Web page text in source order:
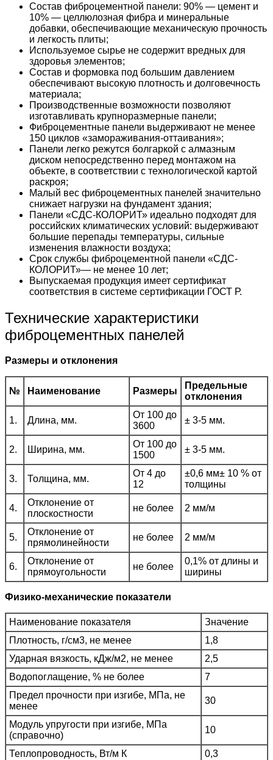
Состав фиброцементной панели: 90% — цемент и
10% — целлюлозная фибра и минеральные
добавки, обеспечивающие механическую прочность
и легкость плиты;
Используемое сырье не содержит вредных для
здоровья элементов;
Состав и формовка под большим давлением
обеспечивают высокую плотность и долговечность
материала;
Производственные возможности позволяют
изготавливать крупноразмерные панели;
Фиброцементные панели выдерживают не менее
150 циклов «замораживания-оттаивания»;
Панели легко режутся болгаркой с алмазным
диском непосредственно перед монтажом на
объекте, в соответствии с технологической картой
раскроя;
Малый вес фиброцементных панелей значительно
снижает нагрузки на фундамент здания;
Панели «СДС-КОЛОРИТ» идеально подходят для
российских климатических условий: выдерживают
большие перепады температуры, сильные
изменения влажности воздуха;
Срок службы фиброцементной панели «СДС-
КОЛОРИТ»— не менее 10 лет;
Выпускаемая продукция имеет сертификат
соответствия в системе сертификации ГОСТ Р.
Технические характеристики
фиброцементных панелей
Размеры и отклонения
№ Наименование Размеры
Предельные
отклонения
1. Длина, мм.
От 100 до
3600
± 3-5 мм.
2. Ширина, мм.
От 100 до
1500
± 3-5 мм.
3. Толщина, мм.
От 4 до
12
±0,6 мм± 10 % от
толщины
4.
Отклонение от
плоскостности
не более 2 мм/м
5.
Отклонение от
прямолинейности
не более 2 мм/м
6.
Отклонение от
прямоугольности
не более
0,1% от длины и
ширины
Физико-механические показатели
Наименование показателя
Значение
Плотность, г/см3, не менее
1,8
Ударная вязкость, кДж/м2, не менее
2,5
Водопоглащение, % не более
7
Предел прочности при изгибе, МПа, не
менее
30
Модуль упругости при изгибе, МПа
(справочно)
10
Теплопроводность, Вт/м К
0,3